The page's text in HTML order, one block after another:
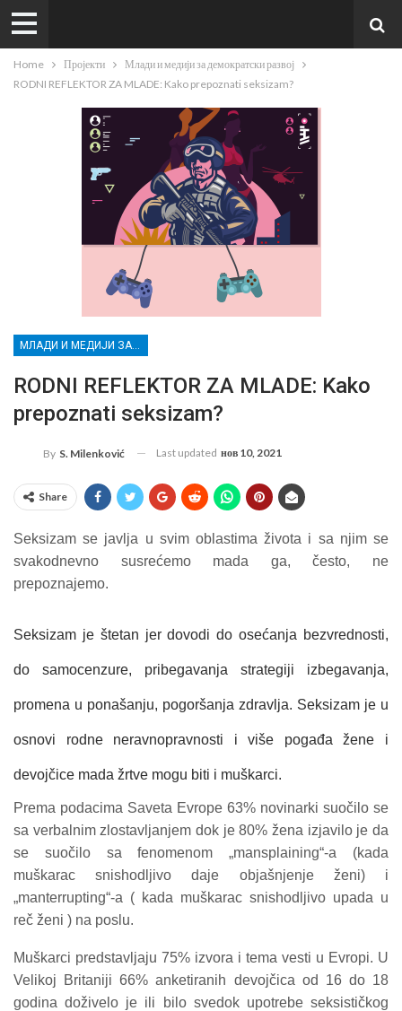
Home Пројекти
Млади и медији за демократски развој
RODNI REFLEKTOR ZA MLADE: Kako prepoznati seksizam?
МЛАДИ И МЕДИЈИ ЗА ДЕМОКРАТСКИ РАЗВОЈ
RODNI REFLEKTOR ZA MLADE: Kako
prepoznati seksizam?
By S. Milenković Last updated нов 10, 2021
Share
Seksizam se javlja u svim oblastima života i sa njim se
svakodnevno susrećemo mada ga, često, ne
prepoznajemo.
Seksizam je štetan jer dovodi do osećanja bezvrednosti,
do samocenzure, pribegavanja strategiji izbegavanja,
promena u ponašanju, pogoršanja zdravlja. Seksizam je u
osnovi rodne neravnopravnosti i više pogađa žene i
devojčice mada žrtve mogu biti i muškarci.
Prema podacima Saveta Evrope 63% novinarki suočilo se
sa verbalnim zlostavljanjem dok je 80% žena izjavilo je da
se suočilo sa fenomenom „mansplaining“-a (kada
muškarac snishodljivo daje objašnjenje ženi) i
„manterrupting“-a ( kada muškarac snishodljivo upada u
reč ženi ) na poslu.
Muškarci predstavljaju 75% izvora i tema vesti u Evropi. U
Velikoj Britaniji 66% anketiranih devojčica od 16 do 18
godina doživelo je ili bilo svedok upotrebe seksističkog